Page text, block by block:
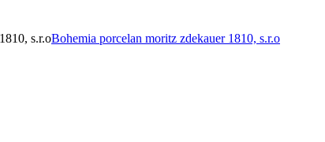
Bohemia porcelan moritz zdekauer 1810, s.r.o